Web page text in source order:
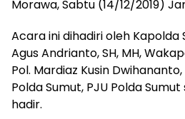
Morawa, Sabtu (14/12/2019)
Acara ini dihadiri oleh Kapolda
Agus Andrianto, SH, MH,
Pol. Mardiaz Kusin Dwihananto,
Polda Sumut, PJU Polda
hadir.